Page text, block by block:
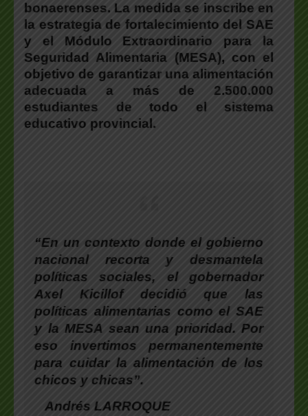
bonaerenses. La medida se inscribe en
la estrategia de fortalecimiento del SAE
y el Módulo Extraordinario para la
Seguridad Alimentaria (MESA), con el
objetivo de garantizar una alimentación
adecuada a más de 2.500.000
estudiantes de todo el sistema
educativo provincial.
“En un contexto donde el gobierno
nacional recorta y desmantela
políticas sociales, el gobernador
Axel Kicillof decidió que las
políticas alimentarias como el SAE
y la MESA sean una prioridad. Por
eso invertimos permanentemente
para cuidar la alimentación de los
chicos y chicas”.
Andrés LARROQUE